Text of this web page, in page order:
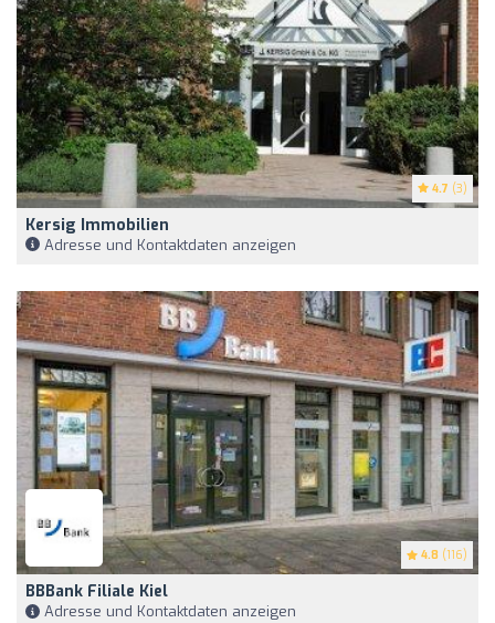
4.7 (3)
Kersig Immobilien
Adresse und Kontaktdaten anzeigen
4.8 (116)
BBBank Filiale Kiel
Adresse und Kontaktdaten anzeigen